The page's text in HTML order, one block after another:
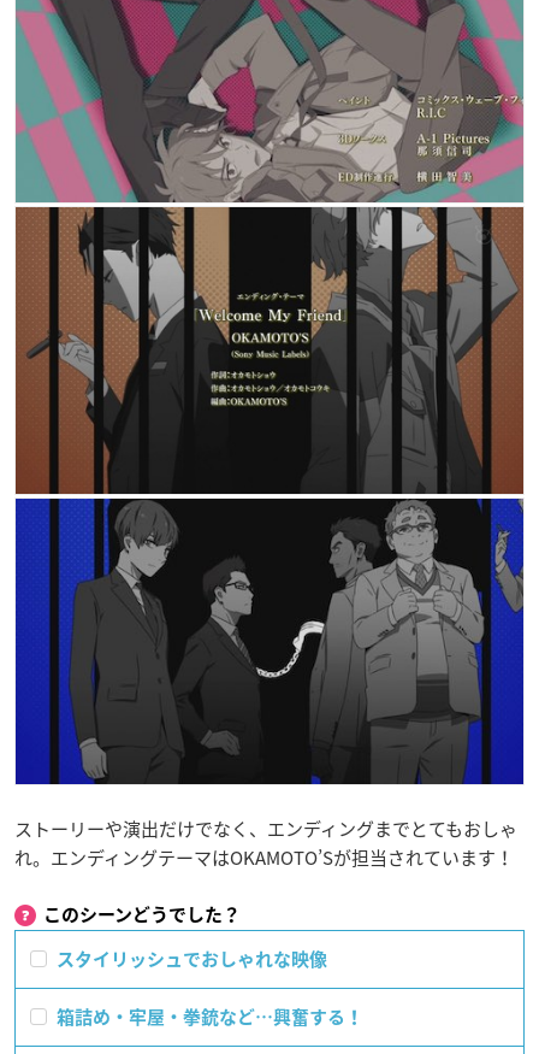
ストーリーや演出だけでなく、エンディングまでとてもおしゃ
れ。エンディングテーマはOKAMOTO’Sが担当されています！
このシーンどうでした？
スタイリッシュでおしゃれな映像
箱詰め・牢屋・拳銃など…興奮する！